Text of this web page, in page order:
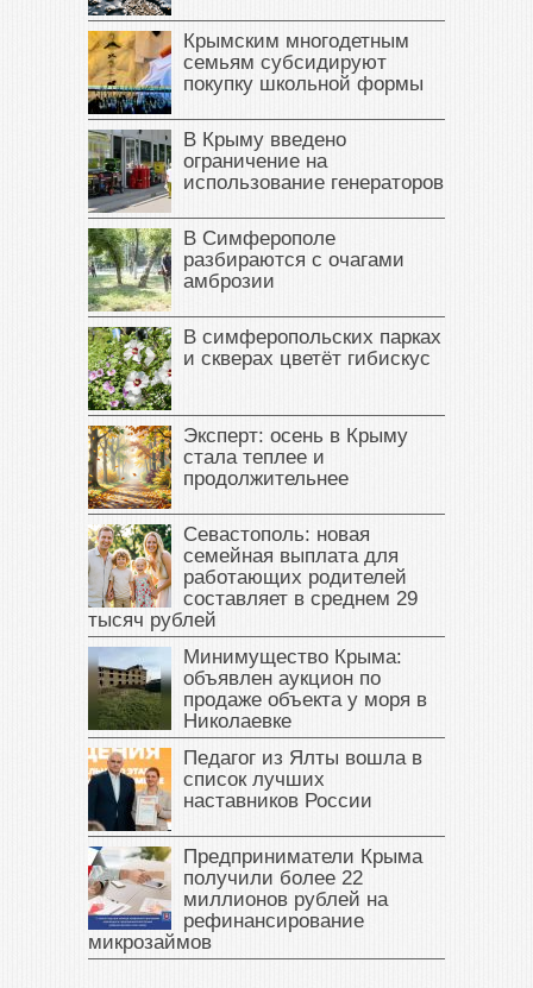
Крымским многодетным
семьям субсидируют
покупку школьной формы
В Крыму введено
ограничение на
использование генераторов
В Симферополе
разбираются с очагами
амброзии
В симферопольских парках
и скверах цветёт гибискус
Эксперт: осень в Крыму
стала теплее и
продолжительнее
Севастополь: новая
семейная выплата для
работающих родителей
составляет в среднем 29
тысяч рублей
Минимущество Крыма:
объявлен аукцион по
продаже объекта у моря в
Николаевке
Педагог из Ялты вошла в
список лучших
наставников России
Предприниматели Крыма
получили более 22
миллионов рублей на
рефинансирование
микрозаймов